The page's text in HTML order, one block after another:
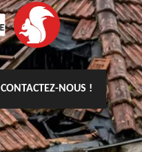
CONTACTEZ-NOUS !